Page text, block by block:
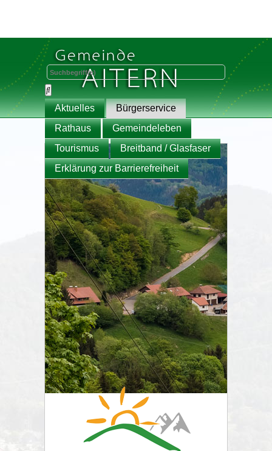
Aktuelles
Bürgerservice
Rathaus
Gemeindeleben
Tourismus
Breitband / Glasfaser
Erklärung zur Barrierefreiheit